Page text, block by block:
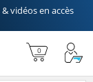
vidéos en accès